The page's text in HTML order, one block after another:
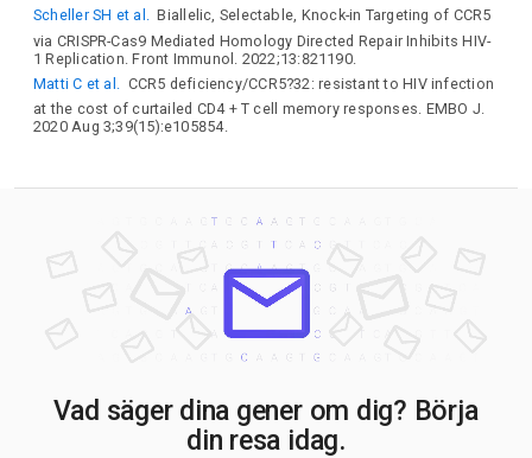
Scheller SH et al. Biallelic, Selectable, Knock-in Targeting of CCR5
via CRISPR-Cas9 Mediated Homology Directed Repair Inhibits HIV-
1 Replication. Front Immunol. 2022;13:821190.
Matti C et al.
CCR5 deficiency/CCR5?32: resistant to HIV infection
at the cost of curtailed CD4 + T cell memory responses. EMBO J.
2020 Aug 3;39(15):e105854.
Vad säger dina gener om dig? Börja
din resa idag.